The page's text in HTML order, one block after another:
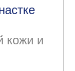
кожи и